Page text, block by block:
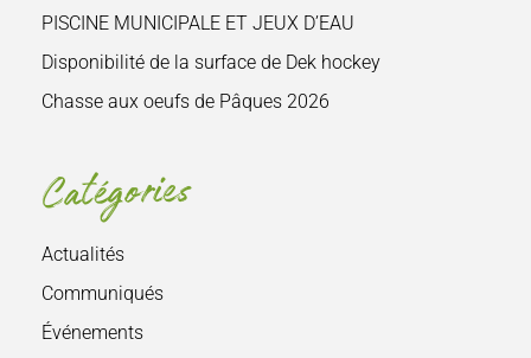
PISCINE MUNICIPALE ET JEUX D’EAU
Disponibilité de la surface de Dek hockey
Chasse aux oeufs de Pâques 2026
Catégories
Actualités
Communiqués
Événements